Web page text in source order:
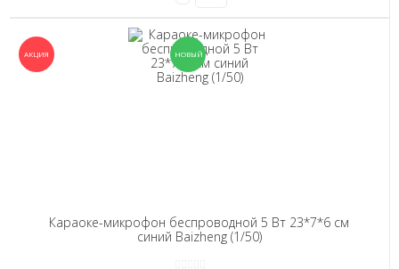
Караоке-микрофон беспроводной 5 Вт 23*7*6 см
синий Baizheng (1/50)